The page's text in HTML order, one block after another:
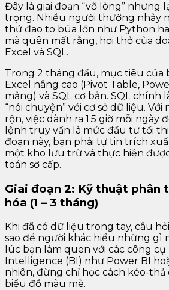
Đây là giai đoạn “vỡ lòng” nhưng
trọng. Nhiều người thường nhảy
thứ đao to búa lớn như Python
mà quên mất rằng, hơi thở của
Excel và SQL.
Trong 2 tháng đầu, mục tiêu của
Excel nâng cao (Pivot Table,
mảng) và SQL cơ bản. SQL chính
“nói chuyện” với cơ sở dữ liệu. Với
rộn, việc dành ra 1.5 giờ mỗi ngày
lệnh truy vấn là mức đầu tư tối
đoạn này, bạn phải tự tin trích
một kho lưu trữ và thực hiện
toán sơ cấp.
Giai đoạn 2: Kỹ thuật phân
hóa (1 – 3 tháng)
Khi đã có dữ liệu trong tay, câu
sao để người khác hiểu những gì
lúc bạn làm quen với các công cụ
Intelligence (BI) như Power BI
nhiên, đừng chỉ học cách kéo-thả
biểu đồ màu mè.